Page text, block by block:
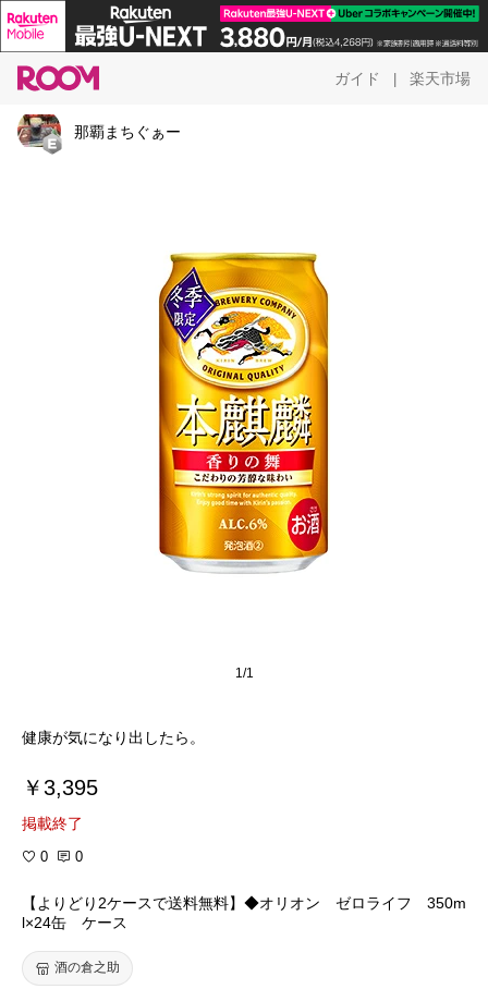
ガイド 楽天市場
那覇まちぐぁー
1/1
健康が気になり出したら。
￥3,395
掲載終了
0 0
【よりどり2ケースで送料無料】◆オリオン ゼロライフ 350m
l×24缶 ケース
酒の倉之助